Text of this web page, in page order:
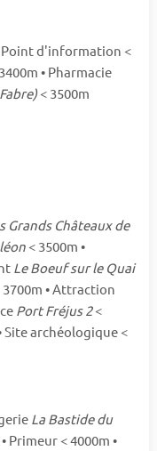
Point d'information <
• Pharmacie
< 3500m
Grands Châteaux de
< 3500m •
Le Boeuf sur le Quai
3700m • Attraction
Port Fréjus 2<
Site archéologique <
La Bastide du
Primeur < 4000m •